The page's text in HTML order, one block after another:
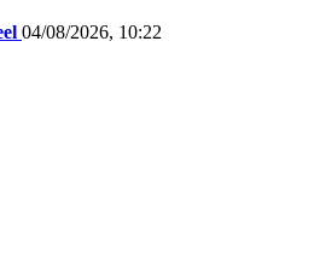
04/08/2026, 10:22